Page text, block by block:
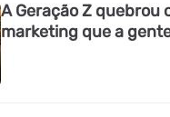
A Geração Z quebrou
marketing que a